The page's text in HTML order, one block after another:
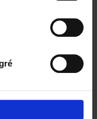
(EN)